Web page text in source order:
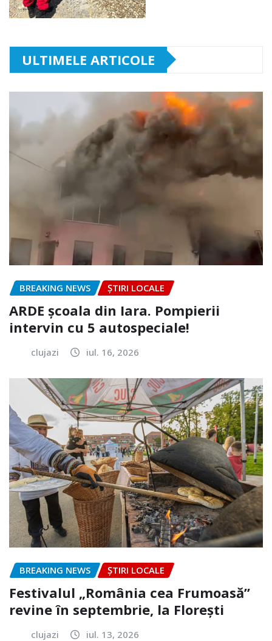
ULTIMELE ARTICOLE
BREAKING NEWS ȘTIRI LOCALE
ARDE școala din Iara. Pompierii
intervin cu 5 autospeciale!
clujazi iul. 16, 2026
BREAKING NEWS ȘTIRI LOCALE
Festivalul „România cea Frumoasă”
revine în septembrie, la Florești
clujazi iul. 13, 2026